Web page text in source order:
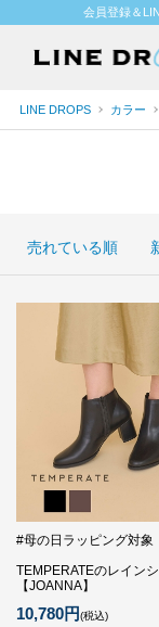
会員登録＆
LINE DROPS カラー
売れている順
#母の日ラッピング対象
TEMPERATEのレイン
【JOANNA】
10,780円(税込)